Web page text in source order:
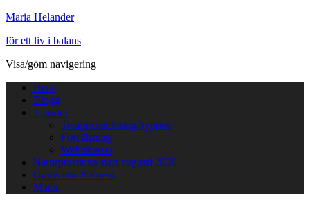
Maria Helander
för ett liv i balans
Visa/göm navigering
Hem
Blogg
Tjänster
Terapi/coachning/hypnos
Föreläsning
Webbkurser
Naturprästinna start augusti 2026
Gratis mindfulness
Maria